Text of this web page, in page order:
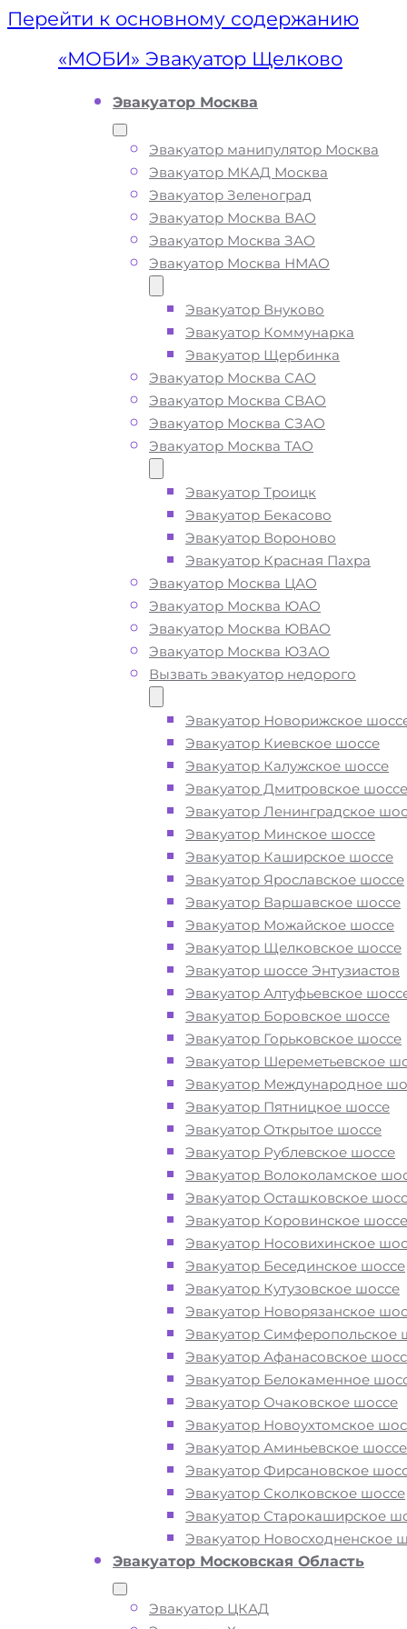
Перейти к основному содержанию
«МОБИ» Эвакуатор Щелково
Эвакуатор Москва
Эвакуатор манипулятор Москва
Эвакуатор МКАД Москва
Эвакуатор Зеленоград
Эвакуатор Москва ВАО
Эвакуатор Москва ЗАО
Эвакуатор Москва НМАО
Эвакуатор Внуково
Эвакуатор Коммунарка
Эвакуатор Щербинка
Эвакуатор Москва САО
Эвакуатор Москва СВАО
Эвакуатор Москва СЗАО
Эвакуатор Москва ТАО
Эвакуатор Троицк
Эвакуатор Бекасово
Эвакуатор Вороново
Эвакуатор Красная Пахра
Эвакуатор Москва ЦАО
Эвакуатор Москва ЮАО
Эвакуатор Москва ЮВАО
Эвакуатор Москва ЮЗАО
Вызвать эвакуатор недорого
Эвакуатор Новорижское
Эвакуатор Киевское шоссе
Эвакуатор Калужское шоссе
Эвакуатор Дмитровское шоссе
Эвакуатор Ленинградское
Эвакуатор Минское шоссе
Эвакуатор Каширское шоссе
Эвакуатор Ярославское шоссе
Эвакуатор Варшавское шоссе
Эвакуатор Можайское шоссе
Эвакуатор Щелковское шоссе
Эвакуатор шоссе Энтузиастов
Эвакуатор Алтуфьевское
Эвакуатор Боровское шоссе
Эвакуатор Горьковское шоссе
Эвакуатор Шереметьевское
Эвакуатор Международное
Эвакуатор Пятницкое шоссе
Эвакуатор Открытое шоссе
Эвакуатор Рублевское шоссе
Эвакуатор Волоколамское
Эвакуатор Осташковское
Эвакуатор Коровинское шоссе
Эвакуатор Носовихинское
Эвакуатор Бесединское шоссе
Эвакуатор Кутузовское шоссе
Эвакуатор Новорязанское
Эвакуатор Симферопольское
Эвакуатор Афанасовское
Эвакуатор Белокаменное
Эвакуатор Очаковское шоссе
Эвакуатор Новоухтомское
Эвакуатор Аминьевское шоссе
Эвакуатор Фирсановское
Эвакуатор Сколковское шоссе
Эвакуатор Старокаширское
Эвакуатор Новосходненское
Эвакуатор Московская Область
Эвакуатор ЦКАД
Эвакуатор
Щелково
Вызвать эвакуатор в
Щёлково недорого
Эвакуатор Щелково дешево -
, при срочном вызове,
ближайшего эвакуатора в Щёлково
производитсяза 15 минут
оборудование для эвакуации и
перевозки автомобиля по Щелково
поломке или после ДТП
Перевезём аккуратно- за рулем
автоэвакуаторов только водители
профессионалы
Цена известна при заказе услуги
Щелково недорого" -
доступная стоимость услуг без
Круглосуточная поддержка-
службы эвакуации в Щёлково
осуществляется 24 часа в сутки
Закажите услугу "эвакуатор
по номеру телефона или
"онлайн" на сайте компании
Вам необходимы услуги ближайшего
эвакуатора по Щелково? Рядом и
недорого? Эвакуаторы «МОБИ»
находятся на Фряновском шоссе, на
и на Щёлковском шоссе 24 часа в
Обращайтесь к нам круглосуточно,
готовы оказать помощь на дороге в
ситуации и гарантируем низкие
высокое качество наших услуг.
WHATSAPP